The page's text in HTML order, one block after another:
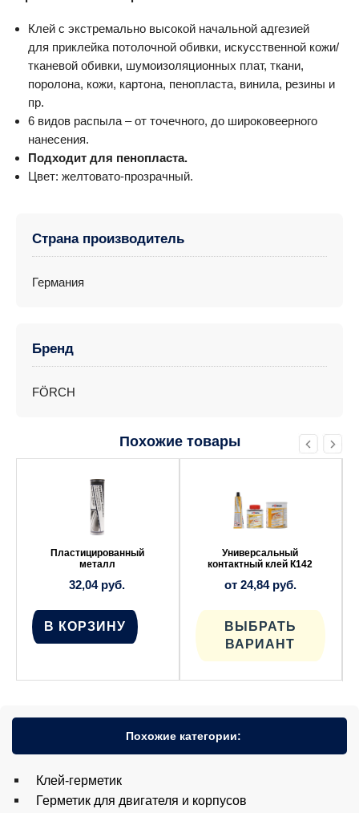
Клей с экстремально высокой начальной адгезией
для приклейка потолочной обивки, искусственной кожи/
тканевой обивки, шумоизоляционных плат, ткани,
поролона, кожи, картона, пенопласта, винила, резины и
пр.
6 видов распыла – от точечного, до широковеерного
нанесения.
Подходит для пенопласта.
Цвет: желтовато-прозрачный.
Страна производитель
Германия
Бренд
FÖRCH
Похожие товары
Пластицированный
металл
32,04 руб.
В КОРЗИНУ
Универсальный
контактный клей К142
от 24,84 руб.
ВЫБРАТЬ
ВАРИАНТ
несколько
вариаций.
выбрать
товара.
Похожие категории:
Клей-герметик
Герметик для двигателя и корпусов